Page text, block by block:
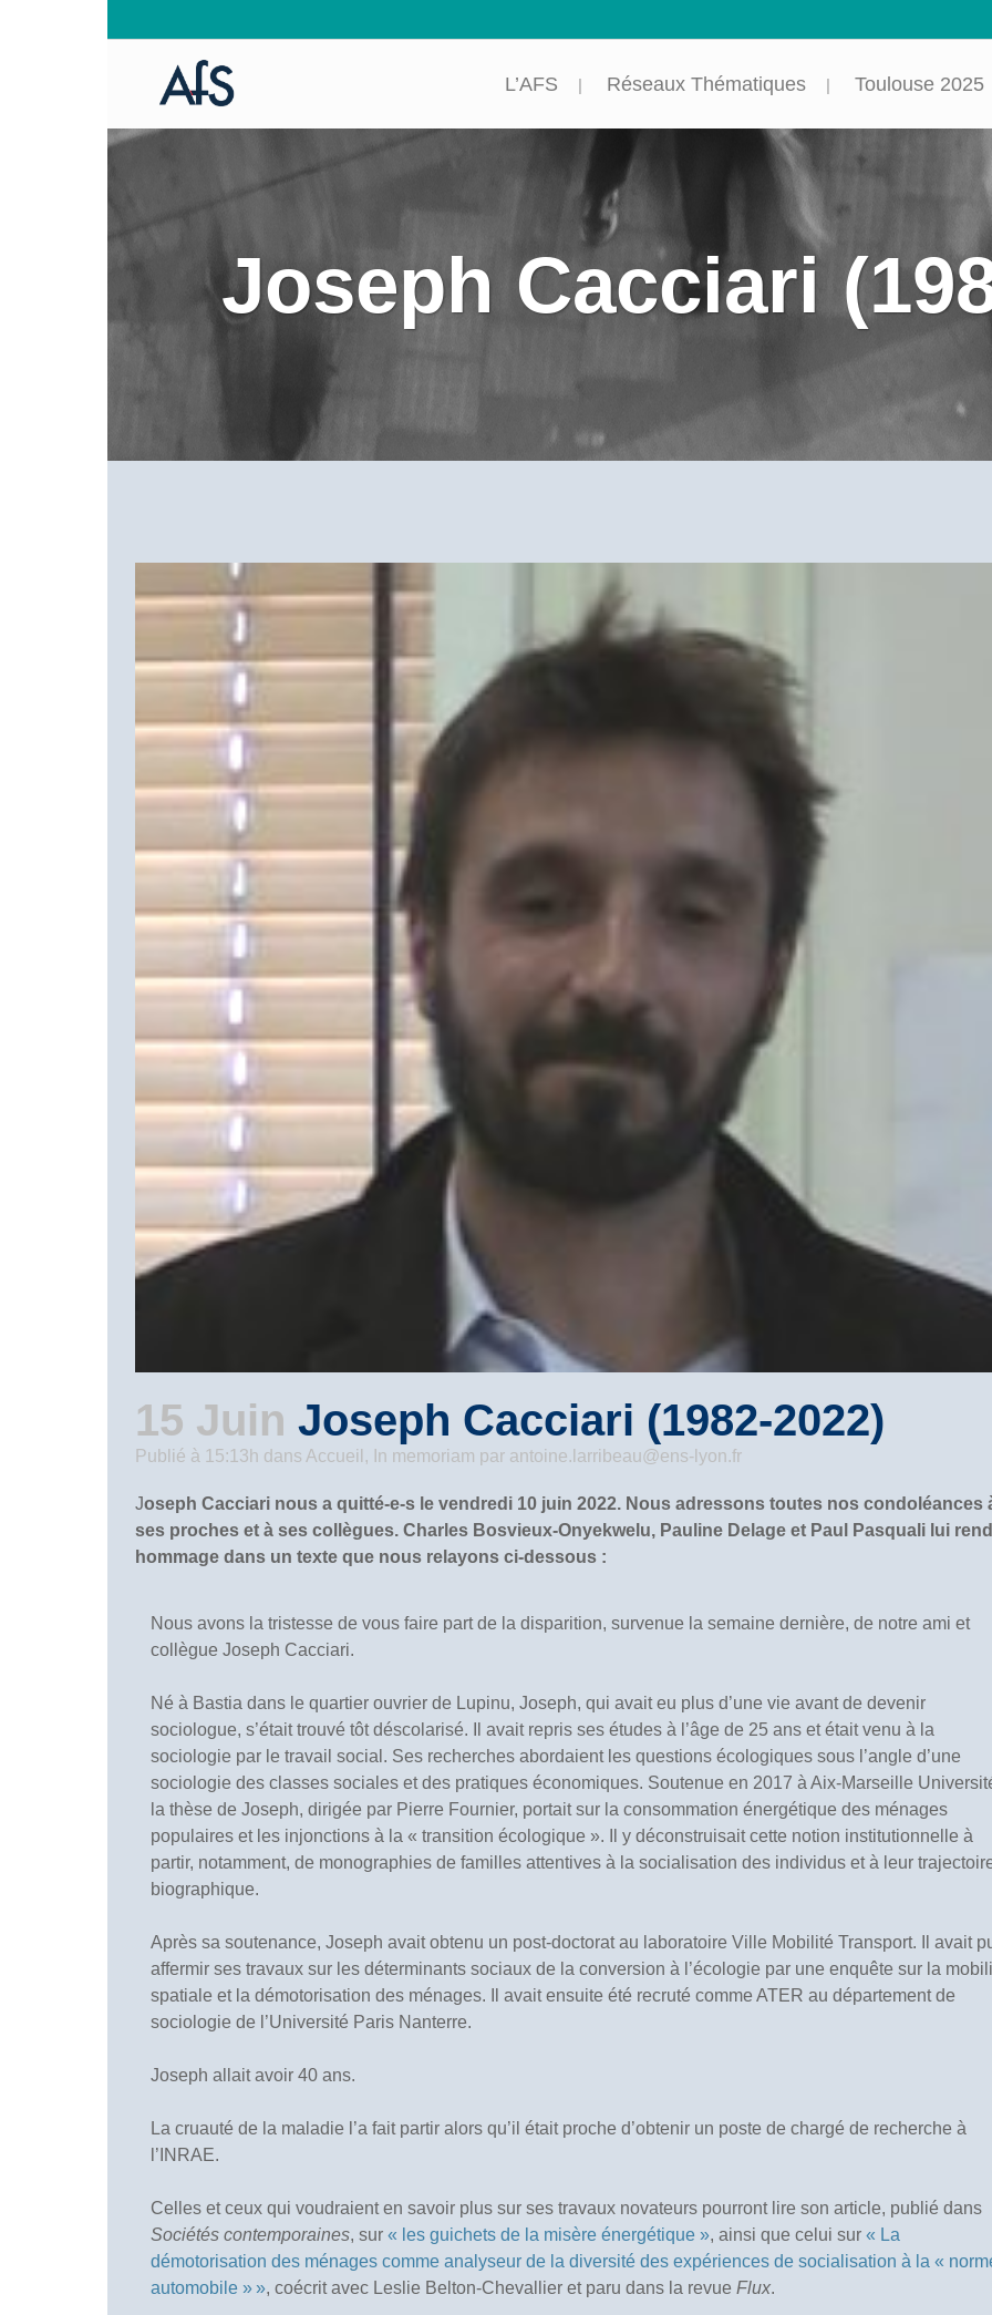
L’AFS Réseaux Thématiques Toulouse 2025
Joseph Cacciari
15 Juin Joseph Cacciari (1982-2022)
Publié à 15:13h dans Accueil , In memoriam par antoine.larribeau@ens-lyon.fr
Joseph Cacciari nous a quitté-e-s le vendredi 10 juin 2022. Nous adressons toutes nos condoléances
ses proches et à ses collègues. Charles Bosvieux-Onyekwelu, Pauline Delage et Paul Pasquali lui
hommage dans un texte que nous relayons ci-dessous :
Nous avons la tristesse de vous faire part de la disparition, survenue la semaine dernière, de notre ami et
collègue Joseph Cacciari.
Né à Bastia dans le quartier ouvrier de Lupinu, Joseph, qui avait eu plus d’une vie avant de devenir
sociologue, s’était trouvé tôt déscolarisé. Il avait repris ses études à l’âge de 25 ans et était venu à la
sociologie par le travail social. Ses recherches abordaient les questions écologiques sous l’angle d’une
sociologie des classes sociales et des pratiques économiques. Soutenue en 2017 à Aix-Marseille
la thèse de Joseph, dirigée par Pierre Fournier, portait sur la consommation énergétique des ménages
populaires et les injonctions à la « transition écologique ». Il y déconstruisait cette notion institutionnelle à
partir, notamment, de monographies de familles attentives à la socialisation des individus et à leur
biographique.
Après sa soutenance, Joseph avait obtenu un post-doctorat au laboratoire Ville Mobilité Transport. Il avait
affermir ses travaux sur les déterminants sociaux de la conversion à l’écologie par une enquête sur la
spatiale et la démotorisation des ménages. Il avait ensuite été recruté comme ATER au département de
sociologie de l’Université Paris Nanterre.
Joseph allait avoir 40 ans.
La cruauté de la maladie l’a fait partir alors qu’il était proche d’obtenir un poste de chargé de recherche à
l’INRAE.
Celles et ceux qui voudraient en savoir plus sur ses travaux novateurs pourront lire son article, publié dans
Sociétés contemporaines, sur « les guichets de la misère énergétique », ainsi que celui sur « La
démotorisation des ménages comme analyseur de la diversité des expériences de socialisation à la «
automobile » », coécrit avec Leslie Belton-Chevallier et paru dans la revue Flux.